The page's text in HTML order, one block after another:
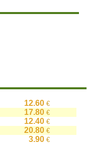
12.60€
17.80€
12.40€
20.80€
3.90€